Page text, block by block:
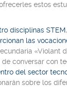
estos
disciplinas STEM
las
«Violant
conversar con
del sector
sobre los